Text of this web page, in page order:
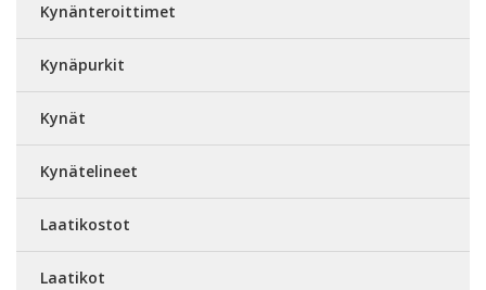
Kynänteroittimet
Kynäpurkit
Kynät
Kynätelineet
Laatikostot
Laatikot